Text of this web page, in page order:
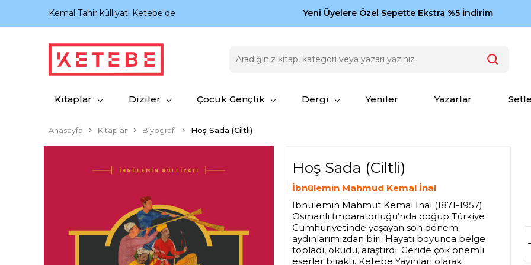
Kemal Tahir külliyatı Ketebe'de Zamansız eserler Ketebe'de: Cengiz Aytmatov
Yeni Üyelere Özel Sepette Ekstra %5 İndirim
Kitaplar Diziler Çocuk Gençlik Dergi Yeniler Yazarlar
Anasayfa Kitaplar Biyografi Hoş Sada (Ciltli)
Hoş Sada (Ciltli)
İbnülemin Mahmud Kemal İnal
İbnülemin Mahmut Kemal İnal (1871-1957)
Osmanlı İmparatorluğu’nda doğup Türkiye
Cumhuriyetinde yaşayan son dönem
aydınlarımızdan biri. Hayatı boyunca belge
topladı, okudu, araştırdı. Geride çok önemli
eserler bıraktı. Ketebe Yayınları olarak